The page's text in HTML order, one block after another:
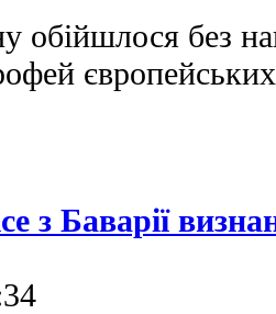
обійшлося без
з Баварії